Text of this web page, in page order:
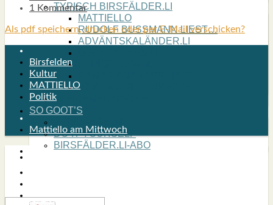
TYPISCH BIRSFÄLDER.LI
MATTIELLO
RUDOLF BUSS­MANN LIEST…
ADVÄNTSKALÄNDER.LI
ECK­HARDS LYRIK­ECKE
IN EIGE­NER SACHE
SO GOOT’S
DO-IT-YOUR­S­ELF
BIRSFÄLDER.LI-ABO
1 Kommentar
Als pdf speichern, drucken oder per E-Mail verschicken?
Birsfelden
Kultur
MATTIELLO
Politik
Mattiello am Mittwoch